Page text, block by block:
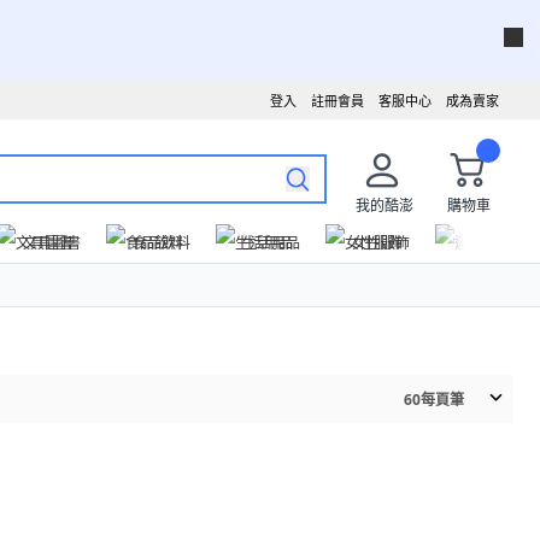
成為賣家
客服中心
註冊會員
登入
我的酷澎
購物車
文具圖書
食品飲料 生活用品 女性服飾
60每頁筆